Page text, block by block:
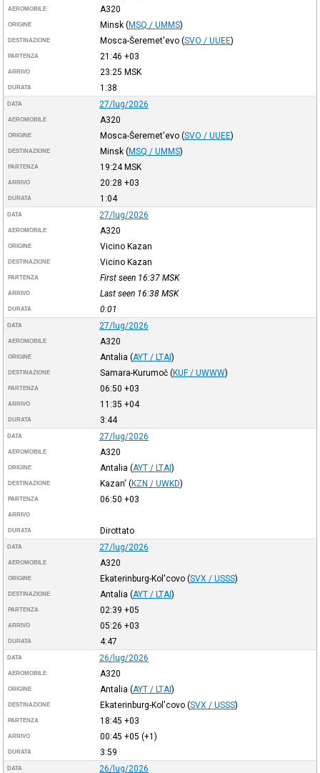
AEROMOBILE A320
ORIGINE Minsk (MSQ / UMMS)
DESTINAZIONE Mosca-Šeremet'evo (SVO / UUEE)
PARTENZA 21:46 +03
ARRIVO 23:25 MSK
DURATA 1:38
DATA 27/lug/2026
AEROMOBILE A320
ORIGINE Mosca-Šeremet'evo (SVO / UUEE)
DESTINAZIONE Minsk (MSQ / UMMS)
PARTENZA 19:24MSK
ARRIVO 20:28 +03
DURATA 1:04
DATA 27/lug/2026
AEROMOBILE A320
ORIGINE Vicino Kazan
DESTINAZIONE Vicino Kazan
PARTENZA First seen 16:37 MSK
ARRIVO Last seen 16:38 MSK
DURATA 0:01
DATA 27/lug/2026
AEROMOBILE A320
ORIGINE Antalia (AYT / LTAI)
DESTINAZIONE Samara-Kurumoč (KUF / UWWW)
PARTENZA 06:50 +03
ARRIVO 11:35 +04
DURATA 3:44
DATA 27/lug/2026
AEROMOBILE A320
ORIGINE Antalia (AYT / LTAI)
DESTINAZIONE Kazan' (KZN / UWKD)
PARTENZA 06:50 +03
ARRIVO
DURATA Dirottato
DATA 27/lug/2026
AEROMOBILE A320
ORIGINE Ekaterinburg-Kol'covo (SVX / USSS)
DESTINAZIONE Antalia (AYT / LTAI)
PARTENZA 02:39 +05
ARRIVO 05:26 +03
DURATA 4:47
DATA 26/lug/2026
AEROMOBILE A320
ORIGINE Antalia (AYT / LTAI)
DESTINAZIONE Ekaterinburg-Kol'covo (SVX / USSS)
PARTENZA 18:45 +03
ARRIVO 00:45 +05 (+1)
DURATA 3:59
DATA 26/lug/2026